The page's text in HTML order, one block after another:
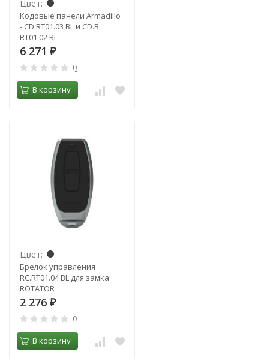
Цвет:
Кодовые панели Armadillo
- CD.RT01.03 BL и CD.B
RT01.02 BL
6 271 ₽
0
В корзину
Цвет:
Брелок управления
RC.RT01.04 BL для замка
ROTATOR
2 276 ₽
0
В корзину